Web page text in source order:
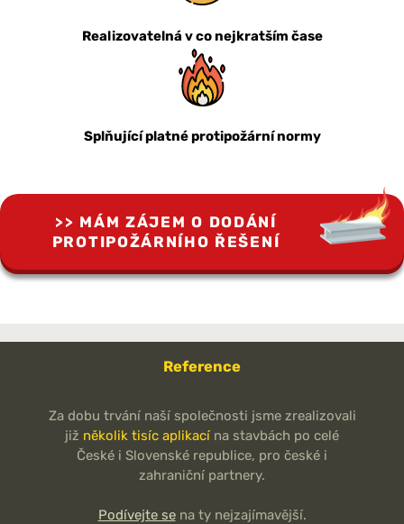
Realizovatelná v co nejkratším čase
Splňující platné protipožární normy
MÁM ZÁJEM O DODÁNÍ
PROTIPOŽÁRNÍHO ŘEŠENÍ
Reference
Za dobu trvání naší společnosti jsme zrealizovali
již několik tisíc aplikací na stavbách po celé
České i Slovenské republice, pro české i
zahraniční partnery.
Podívejte sena ty nejzajímavější.